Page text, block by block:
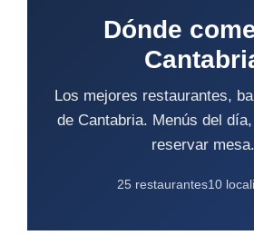
Dónde
Los mejores restaurantes,
de Cantabria. Menús del
reservar mesa.
25 restaurantes10